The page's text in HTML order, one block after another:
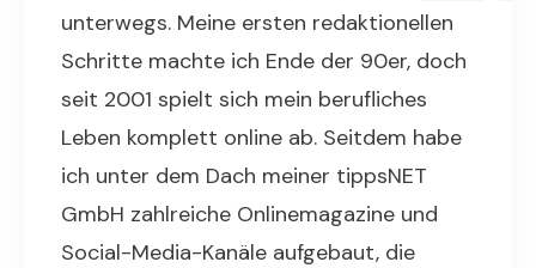
unterwegs. Meine ersten redaktionellen
Schritte machte ich Ende der 90er, doch
seit 2001 spielt sich mein berufliches
Leben komplett online ab. Seitdem habe
ich unter dem Dach meiner tippsNET
GmbH zahlreiche Onlinemagazine und
Social-Media-Kanäle aufgebaut, die